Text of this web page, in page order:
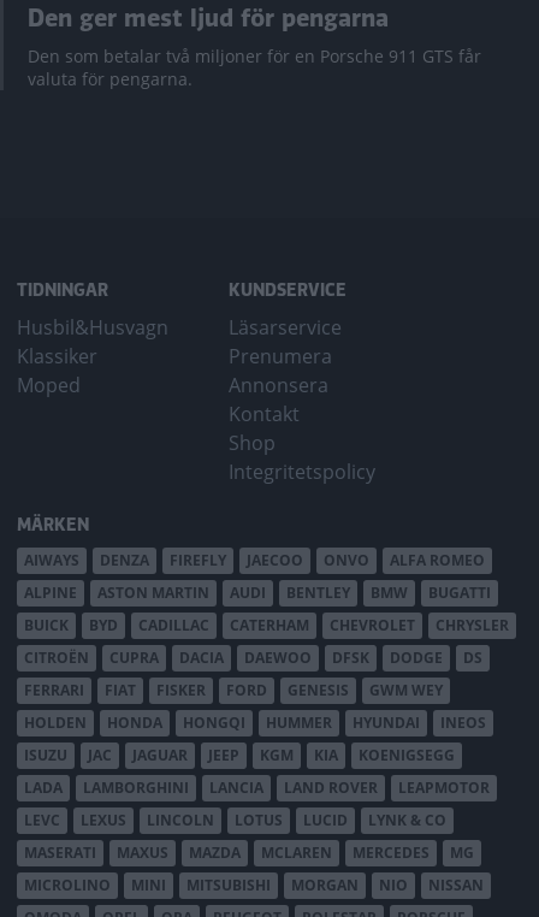
Den ger mest ljud för pengarna
Den som betalar två miljoner för en Porsche 911 GTS får
valuta för pengarna.
TIDNINGAR
Husbil&Husvagn
Klassiker
Moped
KUNDSERVICE
Läsarservice
Prenumera
Annonsera
Kontakt
Shop
Integritetspolicy
MÄRKEN
AIWAYS DENZA FIREFLY JAECOO ONVO
ALFA ROMEO
ALPINE
ASTON MARTIN AUDI BENTLEY BMW
BUGATTI
BUICK
BYD CADILLAC CATERHAM CHEVROLET
CHRYSLER
CITROËN
CUPRA DACIA DAEWOO DFSK DODGE
DS
FERRARI
FIAT FISKER FORD GENESIS
GWM WEY
HOLDEN
HONDA HONGQI HUMMER HYUNDAI
INEOS
ISUZU
JAC JAGUAR JEEP KGM KIA
KOENIGSEGG
LADA
LAMBORGHINI LANCIA LAND ROVER
LEAPMOTOR
LEVC
LEXUS LINCOLN LOTUS LUCID
LYNK & CO
MASERATI
MAXUS MAZDA MCLAREN MERCEDES
MG
MICROLINO
MINI MITSUBISHI MORGAN NIO
NISSAN